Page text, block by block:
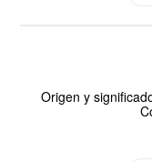
Origen y